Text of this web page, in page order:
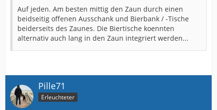
Auf jeden. Am besten mittig den Zaun durch einen
beidseitig offenen Ausschank und Bierbank / -Tische
beiderseits des Zaunes. Die Biertische koennten
alternativ auch lang in den Zaun integriert werden...
Pille71
Erleuchteter